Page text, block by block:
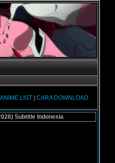
LIST| CARA DOWNLOAD
Subtitle Indonesia